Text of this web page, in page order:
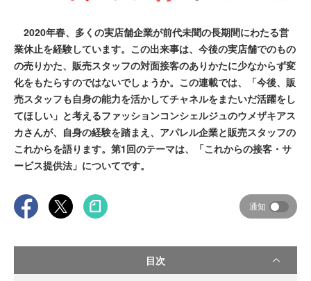
2020年春、多くの実店舗企業が前代未聞の長期間にわたる営
業休止を経験しています。この出来事は、今後の実店舗でのもの
の売りかた、販売スタッフの対面接客のありかたに少なからず変
化をもたらすのではないでしょうか。この連載では、「今後、販
売スタッフも自身の能力を活かしてチャネルをまたいだ活躍をし
てほしい」と考えるファッションコンシェルジュのウメザキアス
カさんが、自身の経験を踏まえ、アパレル企業と販売スタッフの
これからを語ります。第1回のテーマは、「これからの接客・サ
ービス提供法」についてです。
通知
目次